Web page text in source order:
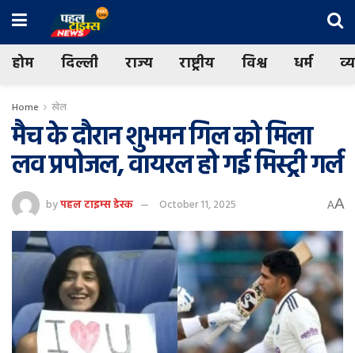
होम दिल्ली राज्य राष्ट्रीय विश्व धर्म
Home खेल
मैच के दौरान शुभमन गिल को मिला
लव प्रपोजल, वायरल हो गई मिस्ट्री गर्ल
byपहल टाइम्स डेस्क October 11, 2025 AA